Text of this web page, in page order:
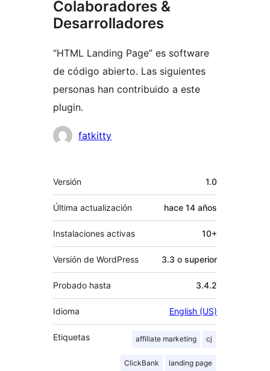
Colaboradores &
Desarrolladores
“HTML Landing Page” es software
de código abierto. Las siguientes
personas han contribuido a este
plugin.
Colaboradores
fatkitty
Meta
Versión 1.0
Última actualización hace 14 años
Instalaciones activas 10+
Versión de WordPress 3.3 o superior
Probado hasta 3.4.2
Idioma English (US)
Etiquetas affiliate marketing cj
ClickBank landing page